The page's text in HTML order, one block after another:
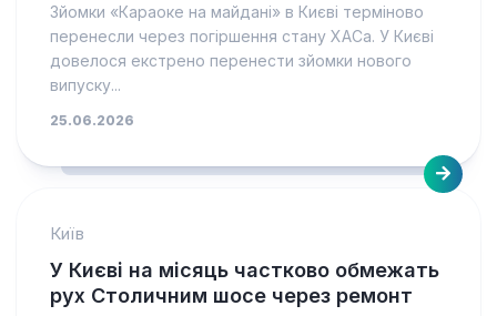
Зйомки «Караоке на майдані» в Києві терміново
перенесли через погіршення стану ХАСа. У Києві
довелося екстрено перенести зйомки нового
випуску...
25.06.2026
Київ
У Києві на місяць частково обмежать
рух Столичним шосе через ремонт